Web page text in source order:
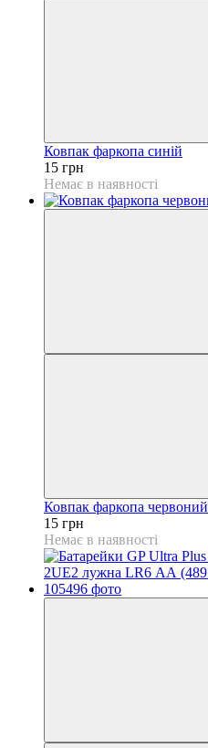
Ковпак фаркопа синій
15 грн
Немає в наявності
Ковпак фаркопа червоний
15 грн
Немає в наявності